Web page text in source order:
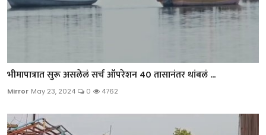
भीमापात्रात सुरू असलेलं सर्च ऑपरेशन 40 तासानंतर थांबलं ...
Mirror May 23, 2024 0 4762